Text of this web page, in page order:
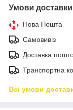
Умови доставки
Нова Пошта
Самовивіз
Доставка
Транспортна
Всі умови